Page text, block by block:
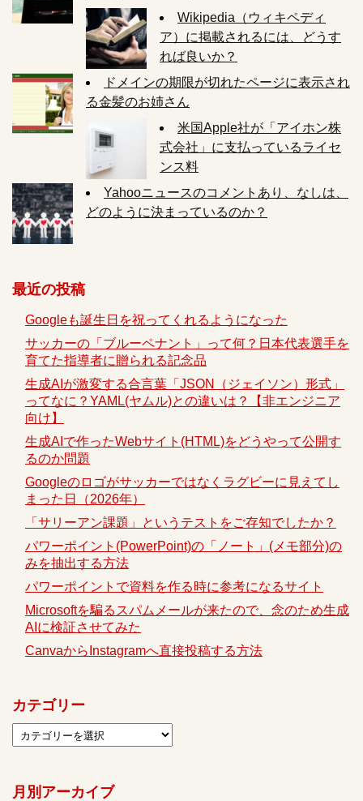
Wikipedia（ウィキペディ
ア）に掲載されるには、どうす
れば良いか？
ドメインの期限が切れたページに表示され
る金髪のお姉さん
米国Apple社が「アイホン株
式会社」に支払っているライセ
ンス料
Yahooニュースのコメントあり、なしは、
どのように決まっているのか？
最近の投稿
Googleも誕生日を祝ってくれるようになった
サッカーの「ブルーペナント」って何？日本代表選手を
育てた指導者に贈られる記念品
生成AIが激変する合言葉「JSON（ジェイソン）形式」
ってなに？YAML(ヤムル)との違いは？【非エンジニア
向け】
生成AIで作ったWebサイト(HTML)をどうやって公開す
るのか問題
Googleのロゴがサッカーではなくラグビーに見えてし
まった日（2026年）
「サリーアン課題」というテストをご存知でしたか？
パワーポイント(PowerPoint)の「ノート」(メモ部分)の
みを抽出する方法
パワーポイントで資料を作る時に参考になるサイト
Microsoftを騙るスパムメールが来たので、念のため生成
AIに検証させてみた
CanvaからInstagramへ直接投稿する方法
カテゴリー
月別アーカイブ